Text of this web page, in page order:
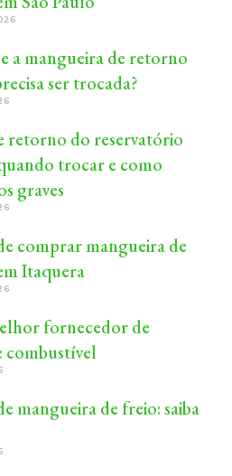
a mangueira de retorno
ser trocada?
retorno do reservatório
trocar e como
graves
comprar mangueira de
Itaquera
fornecedor de
combustível
mangueira de freio: saiba